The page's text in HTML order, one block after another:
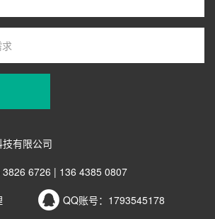
有限公司
3826 6726 | 136 4385 0807
QQ账号： 1793545178